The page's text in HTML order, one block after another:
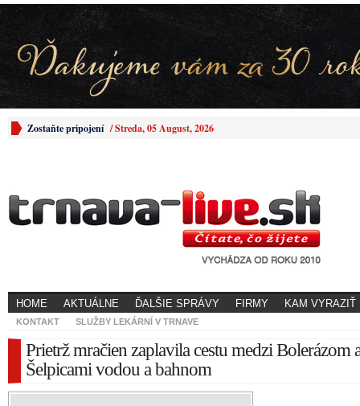
Zostaňte pripojení /Streda, 05 August, 2026
HOME AKTUÁLNE ĎALŠIE SPRÁVY FIRMY KAM VYRAZIŤ
KONTAKT SLUŽBY LEKÁRNÍ V TRNAVE
Prietrž mračien zaplavila cestu medzi Bolerázom
Šelpicami vodou a bahnom